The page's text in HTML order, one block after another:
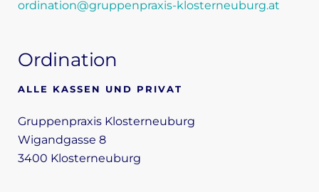
ordination@gruppenpraxis-klosterneuburg.at
Ordination
ALLE KASSEN UND PRIVAT
Gruppenpraxis Klosterneuburg
Wigandgasse 8
3400 Klosterneuburg